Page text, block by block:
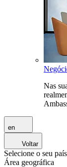
Nas
en
Voltar
Selecione o seu
Área geográfica